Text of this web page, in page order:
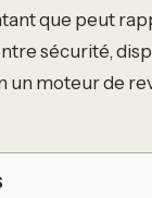
que peut
sécurité,
moteur de